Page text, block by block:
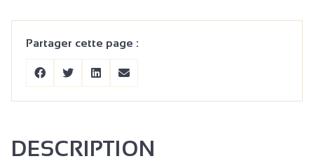
Partager cette page :
DESCRIPTION